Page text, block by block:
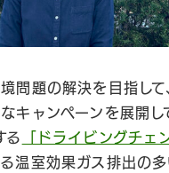
問題の解決を目指して
キャンペーンを展開し
る
「ドライビングチェ
温室効果ガス排出の